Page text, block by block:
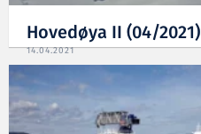
Hovedøya II (04/2021)
14.04.2021